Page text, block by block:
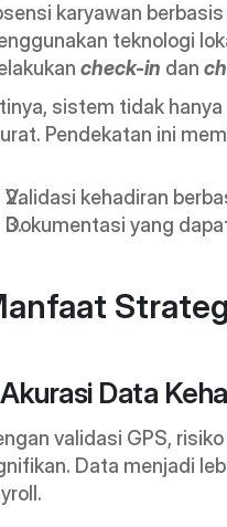
karyawan
teknologi
check-in dan
sistem tidak
Pendekatan ini
Validasi kehadiran
Dokumentasi yang
Akurasi Data
validasi GPS,
Data menjadi